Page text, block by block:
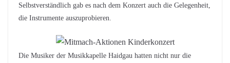
Selbstverständlich gab es nach dem Konzert auch die Gelegenheit,
die Instrumente auszuprobieren.
Die Musiker der Musikkapelle Haidgau hatten nicht nur die